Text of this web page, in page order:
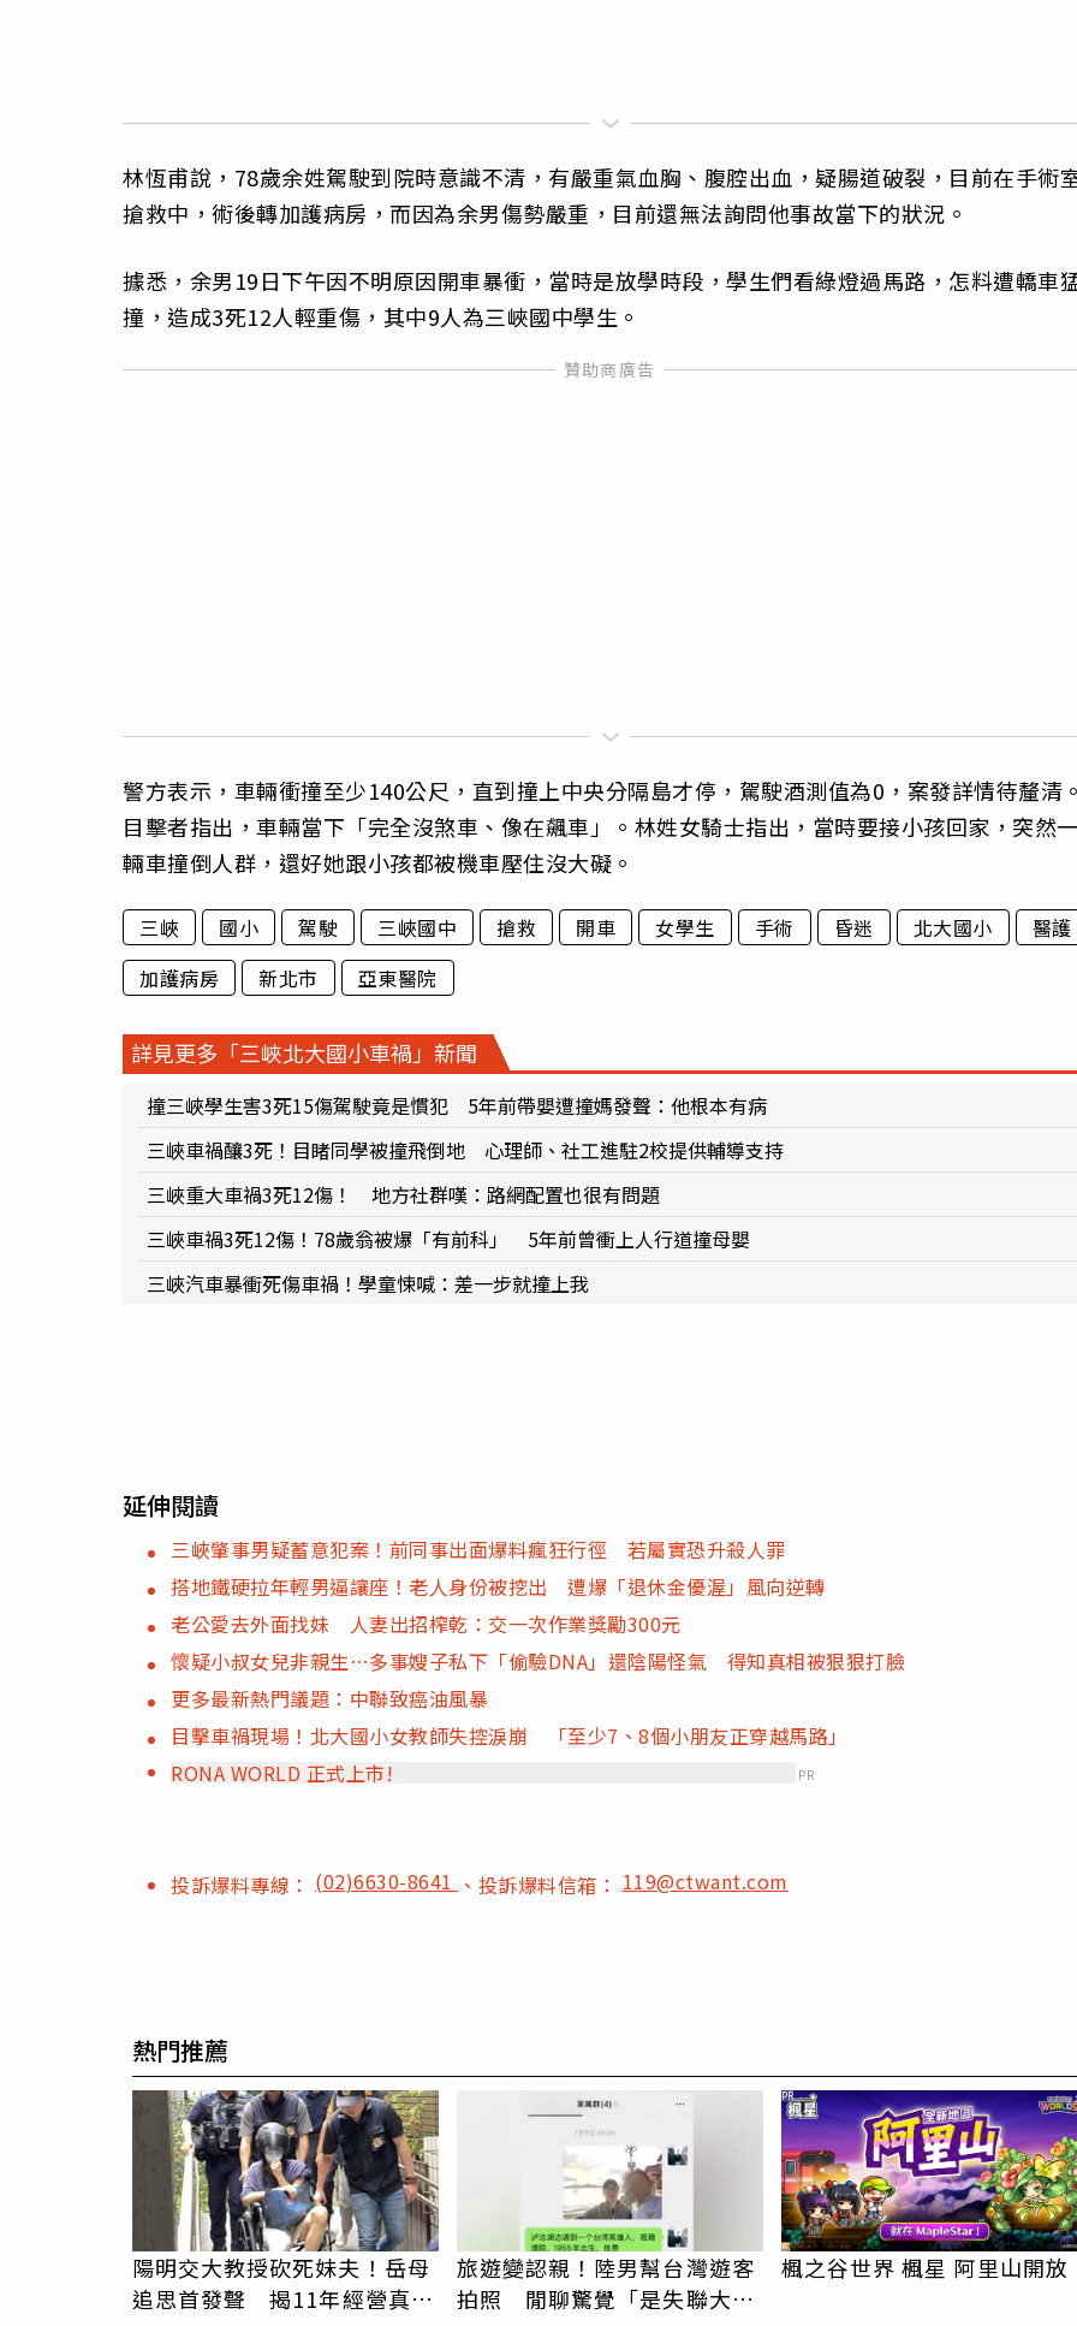
林恆甫說，78歲余姓駕駛到院時意識不清，有嚴重氣血胸、腹腔出血，疑腸道破裂，目前在手術
搶救中，術後轉加護病房，而因為余男傷勢嚴重，目前還無法詢問他事故當下的狀況。
據悉，余男19日下午因不明原因開車暴衝，當時是放學時段，學生們看綠燈過馬路，怎料遭轎車
撞，造成3死12人輕重傷，其中9人為三峽國中學生。
警方表示，車輛衝撞至少140公尺，直到撞上中央分隔島才停，駕駛酒測值為0，案發詳情待釐清
目擊者指出，車輛當下「完全沒煞車、像在飆車」。林姓女騎士指出，當時要接小孩回家，突然
輛車撞倒人群，還好她跟小孩都被機車壓住沒大礙。
三峽 國小 駕駛 三峽國中 搶救 開車 女學生 手術 昏迷 北大國小
醫護
加護病房
新北市 亞東醫院
詳見更多「三峽北大國小車禍」新聞
撞三峽學生害3死15傷駕駛竟是慣犯 5年前帶嬰遭撞媽發聲：他根本有病
三峽車禍釀3死！目睹同學被撞飛倒地 心理師、社工進駐2校提供輔導支持
三峽重大車禍3死12傷！ 地方社群嘆：路網配置也很有問題
三峽車禍3死12傷！78歲翁被爆「有前科」 5年前曾衝上人行道撞母嬰
三峽汽車暴衝死傷車禍！學童悚喊：差一步就撞上我
延伸閱讀
三峽肇事男疑蓄意犯案！前同事出面爆料瘋狂行徑 若屬實恐升殺人罪
搭地鐵硬拉年輕男逼讓座！老人身份被挖出 遭爆「退休金優渥」風向逆轉
老公愛去外面找妹 人妻出招榨乾：交一次作業獎勵300元
懷疑小叔女兒非親生…多事嫂子私下「偷驗DNA」還陰陽怪氣 得知真相被狠狠打臉
更多最新熱門議題：中聯致癌油風暴
目擊車禍現場！北大國小女教師失控淚崩 「至少7、8個小朋友正穿越馬路」
RONA WORLD 正式上市!
PR
投訴爆料專線： (02)6630-8641 、投訴爆料信箱：119@ctwant.com
熱門推薦
陽明交大教授砍死妹夫！岳母
追思首發聲 揭11年經營真相
旅遊變認親！陸男幫台灣遊客
拍照 閒聊驚覺「是失聯大
楓之谷世界 楓星 阿里山開放
PR